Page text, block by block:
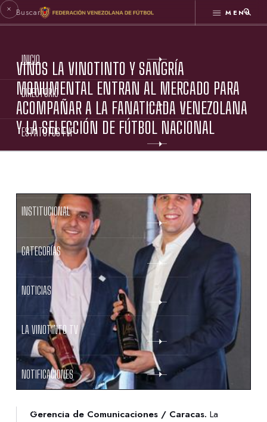
MENÚ
INICIO
DIRECTORIO
ESTATUTOS FVF
INSTITUCIONAL
CATEGORÍAS
NOTICIAS
LA VINOTINTO TV
NOTIFICACIONES
VINOS LA VINOTINTO Y SANGRÍA
MONUMENTAL ENTRAN AL MERCADO PARA
ACOMPAÑAR A LA FANATICADA VENEZOLANA
Y LA SELECCIÓN DE FÚTBOL NACIONAL
Gerencia de Comunicaciones / Caracas. La